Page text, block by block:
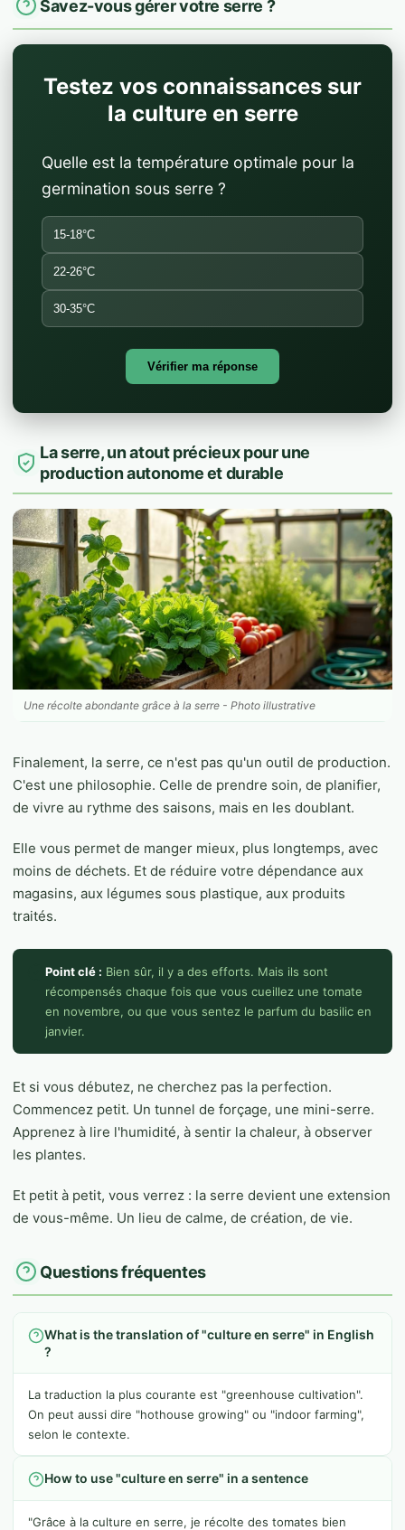
Savez-vous gérer votre serre ?
Testez vos connaissances sur
la culture en serre
Quelle est la température optimale pour la
germination sous serre ?
15-18°C
22-26°C
30-35°C
Vérifier ma réponse
La serre, un atout précieux pour une
production autonome et durable
Une récolte abondante grâce à la serre - Photo illustrative
Finalement, la serre, ce n'est pas qu'un outil de production.
C'est une philosophie. Celle de prendre soin, de planifier,
de vivre au rythme des saisons, mais en les doublant.
Elle vous permet de manger mieux, plus longtemps, avec
moins de déchets. Et de réduire votre dépendance aux
magasins, aux légumes sous plastique, aux produits
traités.
Point clé : Bien sûr, il y a des efforts. Mais ils sont
récompensés chaque fois que vous cueillez une tomate
en novembre, ou que vous sentez le parfum du basilic en
janvier.
Et si vous débutez, ne cherchez pas la perfection.
Commencez petit. Un tunnel de forçage, une mini-serre.
Apprenez à lire l'humidité, à sentir la chaleur, à observer
les plantes.
Et petit à petit, vous verrez : la serre devient une extension
de vous-même. Un lieu de calme, de création, de vie.
Questions fréquentes
What is the translation of "culture en serre" in English
?
La traduction la plus courante est "greenhouse cultivation".
On peut aussi dire "hothouse growing" ou "indoor farming",
selon le contexte.
How to use "culture en serre" in a sentence
"Grâce à la culture en serre, je récolte des tomates bien